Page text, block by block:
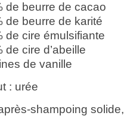
de beurre de cacao
de beurre de karité
de cire émulsifiante
de cire d’abeille
de vanille
: urée
shampoing